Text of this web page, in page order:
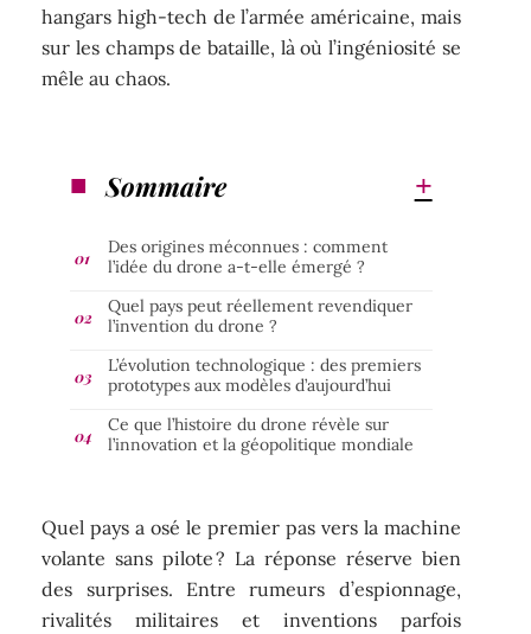
hangars high-tech de l’armée américaine, mais
sur les champs de bataille, là où l’ingéniosité se
mêle au chaos.
Sommaire
Des origines méconnues : comment
l’idée du drone a-t-elle émergé ?
Quel pays peut réellement revendiquer
l’invention du drone ?
L’évolution technologique : des premiers
prototypes aux modèles d’aujourd’hui
Ce que l’histoire du drone révèle sur
l’innovation et la géopolitique mondiale
Quel pays a osé le premier pas vers la machine
volante sans pilote ? La réponse réserve bien
des surprises. Entre rumeurs d’espionnage,
rivalités militaires et inventions parfois